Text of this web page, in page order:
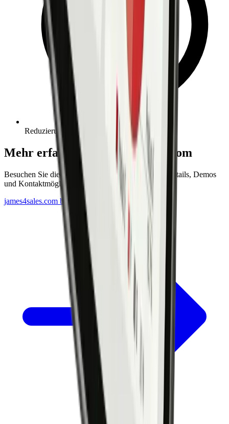
Reduzierung der Ressourcen und Kosten
Mehr erfahren auf james4sales.com
Besuchen Sie die JAMES® 4SALES Website für Details, Demos
und Kontaktmöglichkeiten.
james4sales.com besuchen